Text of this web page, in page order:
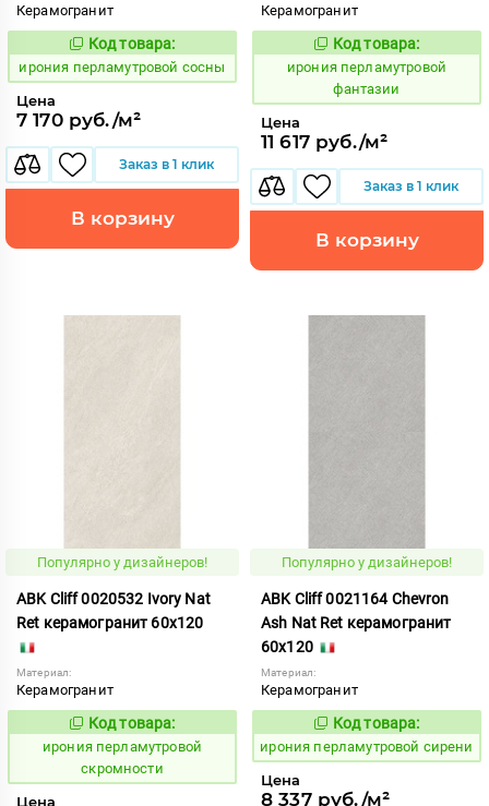
Керамогранит
1102722
Код товара:
ирония перламутровой сосны
Цена
7 170 руб./м²
Заказ в 1 клик
В корзину
Керамогранит
1102737
Код товара:
ирония перламутровой
фантазии
Цена
11 617 руб./м²
Заказ в 1 клик
В корзину
Популярно у дизайнеров!
ABK Cliff 0020532 Ivory Nat
Ret керамогранит 60x120
Материал:
Керамогранит
1102718
Код товара:
ирония перламутровой
скромности
Цена
Популярно у дизайнеров!
ABK Cliff 0021164 Chevron
Ash Nat Ret керамогранит
60x120
Материал:
Керамогранит
1102714
Код товара:
ирония перламутровой сирени
Цена
8 337 руб./м²